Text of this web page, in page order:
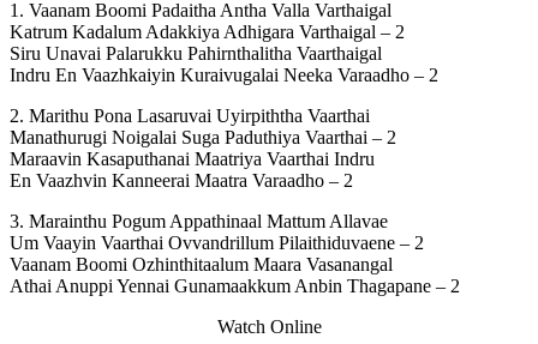
1. Vaanam Boomi Padaitha Antha Valla Varthaigal
Katrum Kadalum Adakkiya Adhigara Varthaigal – 2
Siru Unavai Palarukku Pahirnthalitha Vaarthaigal
Indru En Vaazhkaiyin Kuraivugalai Neeka Varaadho – 2
2. Marithu Pona Lasaruvai Uyirpiththa Vaarthai
Manathurugi Noigalai Suga Paduthiya Vaarthai – 2
Maraavin Kasaputhanai Maatriya Vaarthai Indru
En Vaazhvin Kanneerai Maatra Varaadho – 2
3. Marainthu Pogum Appathinaal Mattum Allavae
Um Vaayin Vaarthai Ovvandrillum Pilaithiduvaene – 2
Vaanam Boomi Ozhinthitaalum Maara Vasanangal
Athai Anuppi Yennai Gunamaakkum Anbin Thagapane – 2
Watch Online